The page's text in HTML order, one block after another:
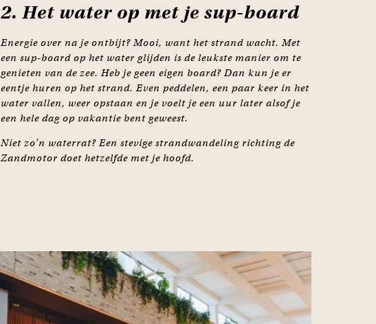
2. Het water op met je sup-board
Energie over na je ontbijt? Mooi, want het strand wacht. Met
een sup-board op het water glijden is de leukste manier om te
genieten van de zee. Heb je geen eigen board? Dan kun je er
eentje huren op het strand. Even peddelen, een paar keer in het
water vallen, weer opstaan en je voelt je een uur later alsof je
een hele dag op vakantie bent geweest.
Niet zo’n waterrat? Een stevige strandwandeling richting de
Zandmotor doet hetzelfde met je hoofd.